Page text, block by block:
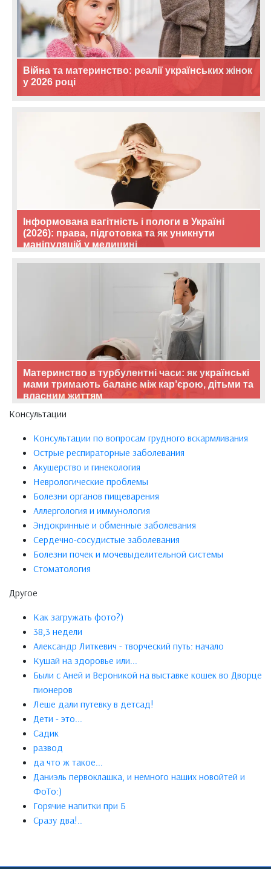
Війна та материнство: реалії українських жінок
у 2026 році
Інформована вагітність і пологи в Україні
(2026): права, підготовка та як уникнути
маніпуляцій у медицині
Материнство в турбулентні часи: як українські
мами тримають баланс між кар’єрою, дітьми та
власним життям
Консультации
Консультации по вопросам грудного вскармливания
Острые респираторные заболевания
Акушерство и гинекология
Неврологические проблемы
Болезни органов пищеварения
Аллергология и иммунология
Эндокринные и обменные заболевания
Сердечно-сосудистые заболевания
Болезни почек и мочевыделительной системы
Стоматология
Другое
Как загружать фото?)
38,3 недели
Александр Литкевич - творческий путь: начало
Кушай на здоровье или...
Были с Аней и Вероникой на выставке кошек во Дворце
пионеров
Леше дали путевку в детсад!
Дети - это...
Садик
развод
да что ж такое...
Даниэль первоклашка, и немного наших новойтей и
ФоТо:)
Горячие напитки при Б
Сразу два!..